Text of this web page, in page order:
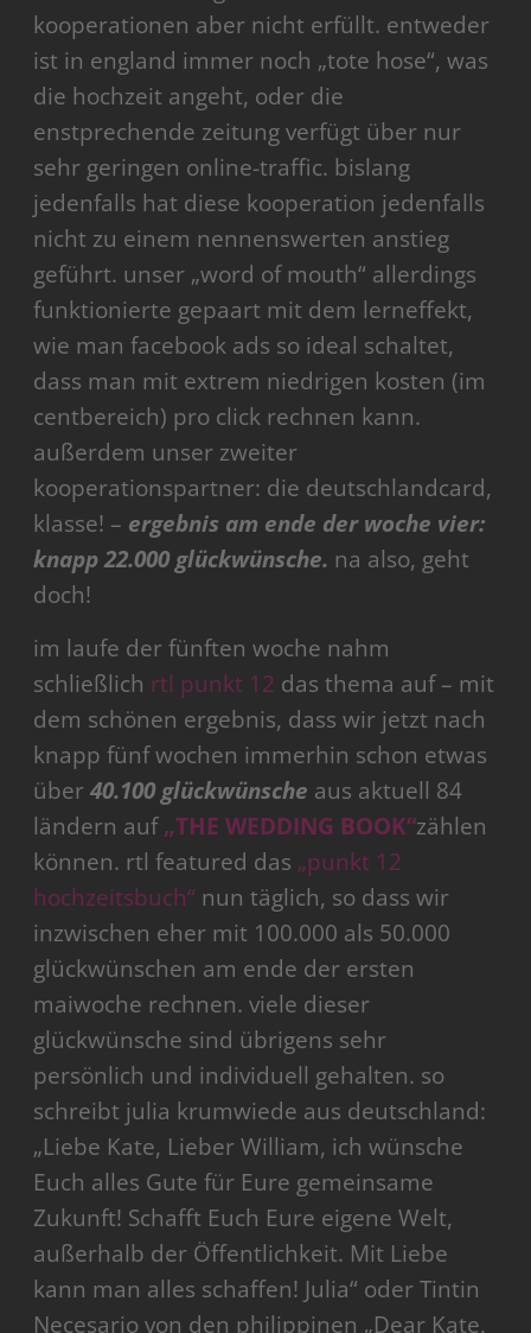
kooperationen aber nicht erfüllt. entweder
ist in england immer noch „tote hose“, was
die hochzeit angeht, oder die
enstprechende zeitung verfügt über nur
sehr geringen online-traffic. bislang
jedenfalls hat diese kooperation jedenfalls
nicht zu einem nennenswerten anstieg
geführt. unser „word of mouth“ allerdings
funktionierte gepaart mit dem lerneffekt,
wie man facebook ads so ideal schaltet,
dass man mit extrem niedrigen kosten (im
centbereich) pro click rechnen kann.
außerdem unser zweiter
kooperationspartner: die deutschlandcard,
klasse! – ergebnis am ende der woche vier:
knapp 22.000 glückwünsche. na also, geht
doch!
im laufe der fünften woche nahm
schließlich rtl punkt 12 das thema auf – mit
dem schönen ergebnis, dass wir jetzt nach
knapp fünf wochen immerhin schon etwas
über40.100 glückwünsche aus aktuell 84
ländern auf„THE WEDDING BOOK“zählen
können. rtl featured das „punkt 12
hochzeitsbuch“ nun täglich, so dass wir
inzwischen eher mit 100.000 als 50.000
glückwünschen am ende der ersten
maiwoche rechnen. viele dieser
glückwünsche sind übrigens sehr
persönlich und individuell gehalten. so
schreibt julia krumwiede aus deutschland:
„Liebe Kate, Lieber William, ich wünsche
Euch alles Gute für Eure gemeinsame
Zukunft! Schafft Euch Eure eigene Welt,
außerhalb der Öffentlichkeit. Mit Liebe
kann man alles schaffen! Julia“ oder Tintin
Necesario von den philippinen „Dear Kate,